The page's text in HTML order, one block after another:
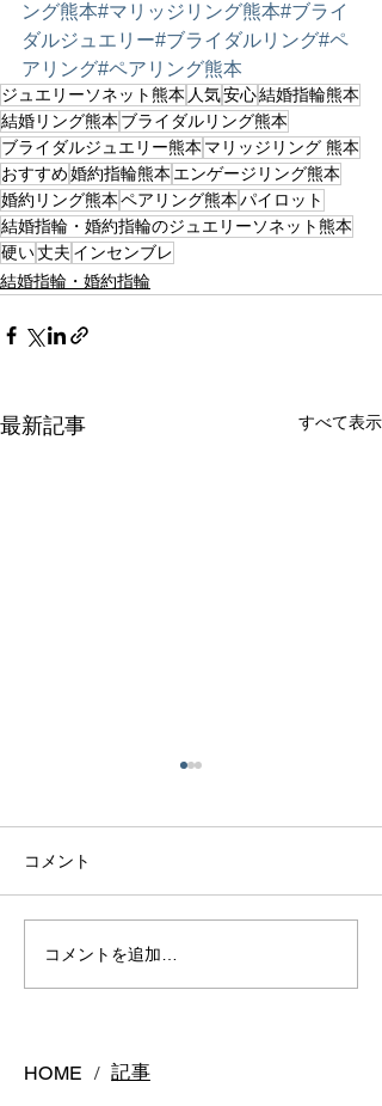
ング熊本#マリッジリング熊本#ブライ
ダルジュエリー#ブライダルリング#ペ
アリング#ペアリング熊本
ジュエリーソネット熊本 人気安心結婚指輪熊本
結婚リング熊本 ブライダルリング熊本
ブライダルジュエリー熊本 マリッジリング 熊本
おすすめ婚約指輪熊本 エンゲージリング熊本
婚約リング熊本ペアリング熊本パイロット
結婚指輪・婚約指輪のジュエリーソネット熊本
硬い丈夫 インセンブレ
結婚指輪・婚約指輪
最新記事 すべて表示
熊本で結婚指輪を選ぶ予
算はどれくらい？相場と
コメント
コメントを追加…
HOME / 記事